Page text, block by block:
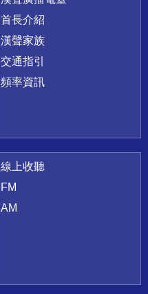
首長介紹
漢聲家族
交通指引
頻率資訊
線上收聽
FM
AM